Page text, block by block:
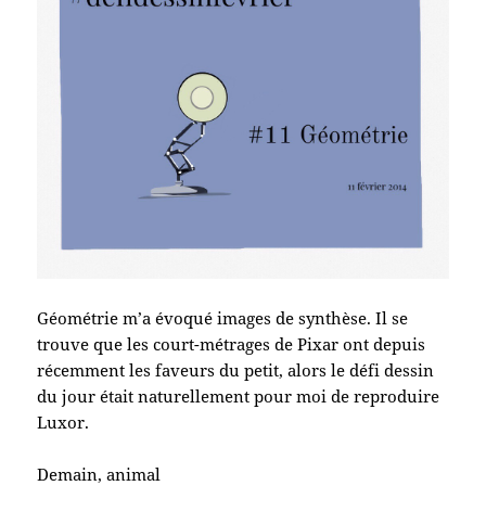
Géométrie m’a évoqué images de synthèse. Il se
trouve que les court-métrages de Pixar ont depuis
récemment les faveurs du petit, alors le défi dessin
du jour était naturellement pour moi de reproduire
Luxor.
Demain, animal